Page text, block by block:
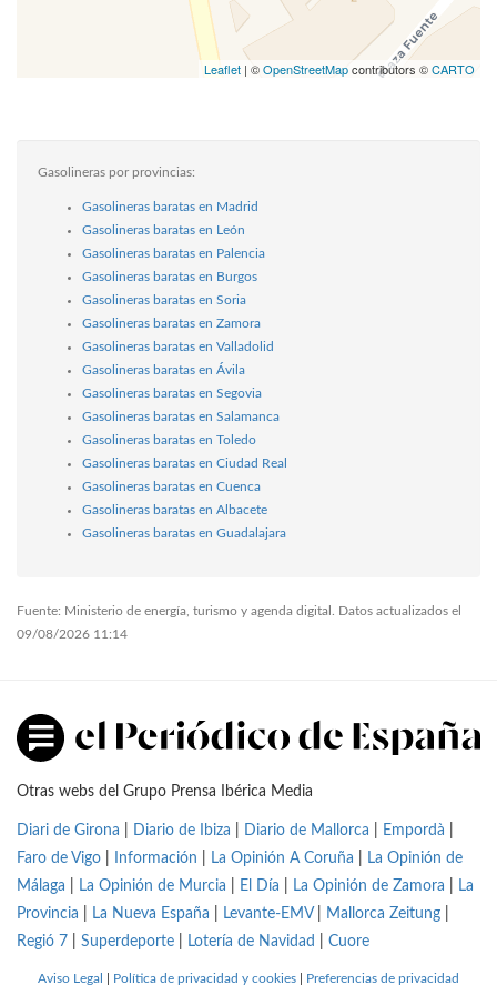
Leaflet | ©OpenStreetMapcontributors ©CARTO
Gasolineras por provincias:
Gasolineras baratas en Madrid
Gasolineras baratas en León
Gasolineras baratas en Palencia
Gasolineras baratas en Burgos
Gasolineras baratas en Soria
Gasolineras baratas en Zamora
Gasolineras baratas en Valladolid
Gasolineras baratas en Ávila
Gasolineras baratas en Segovia
Gasolineras baratas en Salamanca
Gasolineras baratas en Toledo
Gasolineras baratas en Ciudad Real
Gasolineras baratas en Cuenca
Gasolineras baratas en Albacete
Gasolineras baratas en Guadalajara
Fuente: Ministerio de energía, turismo y agenda digital. Datos actualizados el
09/08/2026 11:14
Otras webs del Grupo Prensa Ibérica Media
Diari de Girona Diario de Ibiza Diario de Mallorca Empordà
Faro de Vigo
Información La Opinión A Coruña
La Opinión de
Málaga
La Opinión de Murcia El Día La Opinión de Zamora
La
Provincia
La Nueva España Levante-EMV| Mallorca Zeitung
Regió 7
Superdeporte Lotería de Navidad Cuore
Aviso Legal Política de privacidad y cookies Preferencias de privacidad